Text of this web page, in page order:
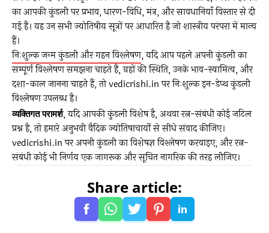
का आपकी कुंडली पर प्रभाव, धारण-विधि, मंत्र, और सावधानियाँ विस्तार से दी
गई हैं। यह उन सभी ज्योतिषीय सूत्रों पर आधारित है जो शास्त्रीय परंपरा में मान्य
हैं।
निःशुल्क जन्म कुंडली और गहन विश्लेषण, यदि आप पहले अपनी कुंडली का
सम्पूर्ण विश्लेषण समझना चाहते हैं, ग्रहों की स्थिति, उनके भाव-स्वामित्व, और
दशा-काल जानना चाहते हैं, तो vedicrishi.in पर निःशुल्क इन-डेप्थ कुंडली
विश्लेषण उपलब्ध है।
व्यक्तिगत परामर्श, यदि आपकी कुंडली विशेष है, अथवा रत्न-संबंधी कोई जटिल
प्रश्न है, तो हमारे अनुभवी वैदिक ज्योतिषाचार्यों से सीधे संवाद कीजिए।
vedicrishi.in पर अपनी कुंडली का विशेषज्ञ विश्लेषण करवाइए, और रत्न-
संबंधी कोई भी निर्णय एक जागरूक और सूचित नागरिक की तरह लीजिए।
Share article: